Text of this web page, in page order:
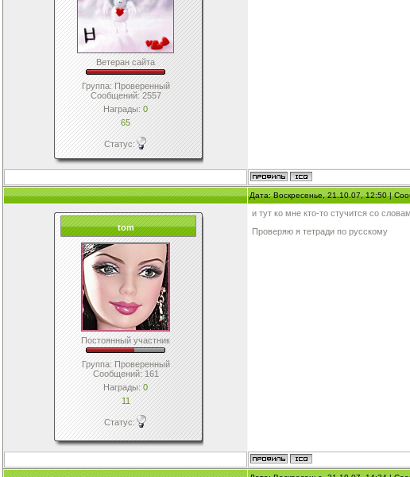
Ветеран сайта
Группа: Проверенный
Сообщений:2557
Награды:0
65
Статус:
Дата: Воскресенье, 21.10.07, 12:50 |
tom
Постоянный участник
Группа: Проверенный
Сообщений:161
Награды:0
11
Статус:
и тут ко мне кто-то стучится со
Проверяю я тетради по русскому